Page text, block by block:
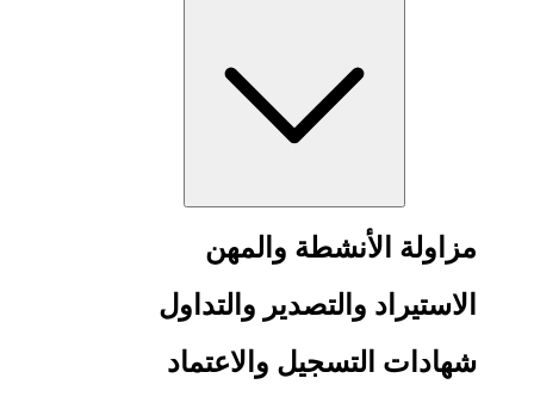
مزاولة الأنشطة والمهن
الاستيراد والتصدير والتداول
شهادات التسجيل والاعتماد